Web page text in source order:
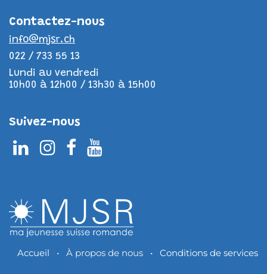
Contac​tez-nous
info@mjsr.ch
022 / 733 55 13
Lundi au vendredi
10h00 à 12h00 / 13h30 à 15h00
Suivez-nous
Accueil • À propos de nous • Conditions de services